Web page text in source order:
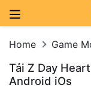
Home Game
Tải Z Day
Android iOs